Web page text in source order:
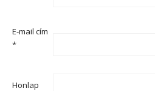
E-mail cím
*
Honlap